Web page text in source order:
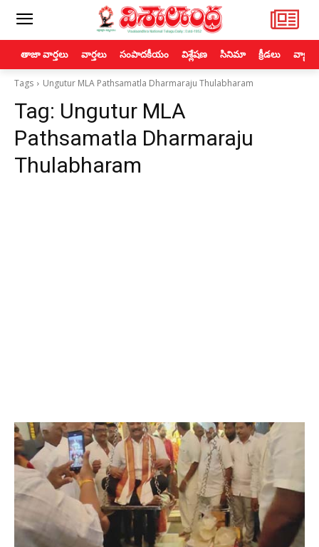
తాజా వార్తలు వార్తలు సంపాదకీయం విశ్లేషణ సినిమా క్రీడలు
Tags Ungutur MLA Pathsamatla Dharmaraju Thulabharam
Tag: Ungutur MLA
Pathsamatla Dharmaraju
Thulabharam